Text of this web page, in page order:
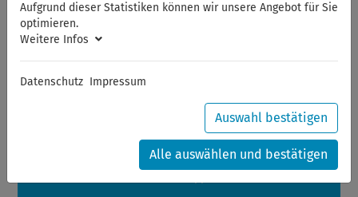
Sommerferien
Sehr geehrte Kunden,
Ihre Bestellungen in diesem Zeitraum werden ab dem
24.08.2026 verschickt.
Eine schöne Sommerpause
Aufgrund dieser Statistiken können wir unsere Angebot für Sie
optimieren.
Weitere Infos
Datenschutz Impressum
Auswahl bestätigen
Alle auswählen und bestätigen